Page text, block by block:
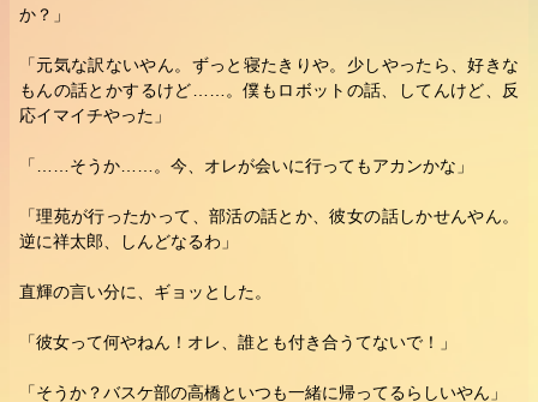
か？」
「元気な訳ないやん。ずっと寝たきりや。少しやったら、好きな
もんの話とかするけど……。僕もロボットの話、してんけど、反
応イマイチやった」
「……そうか……。今、オレが会いに行ってもアカンかな」
「理苑が行ったかって、部活の話とか、彼女の話しかせんやん。
逆に祥太郎、しんどなるわ」
直輝の言い分に、ギョッとした。
「彼女って何やねん！オレ、誰とも付き合うてないで！」
「そうか？バスケ部の高橋といつも一緒に帰ってるらしいやん」